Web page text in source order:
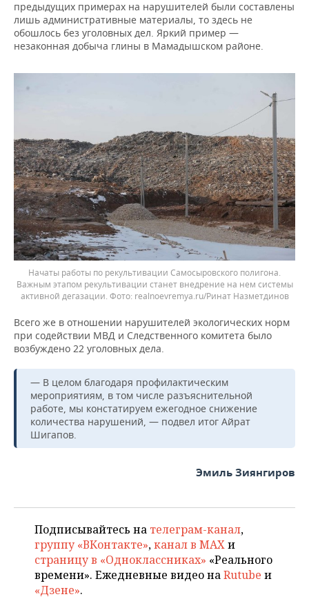
предыдущих примерах на нарушителей были составлены
лишь административные материалы, то здесь не
обошлось без уголовных дел. Яркий пример —
незаконная добыча глины в Мамадышском районе.
Начаты работы по рекультивации Самосыровского полигона.
Важным этапом рекультивации станет внедрение на нем системы
активной дегазации.
realnoevremya.ru/Ринат Назметдинов
Всего же в отношении нарушителей экологических норм
при содействии МВД и Следственного комитета было
возбуждено 22 уголовных дела.
— В целом благодаря профилактическим
мероприятиям, в том числе разъяснительной
работе, мы констатируем ежегодное снижение
количества нарушений, — подвел итог Айрат
Шигапов.
Эмиль Зиянгиров
Подписывайтесь на телеграм-канал,
группу «ВКонтакте»,канал в MAXи
страницу в «Одноклассниках» «Реального
времени». Ежедневные видео наRutube и
«Дзене».